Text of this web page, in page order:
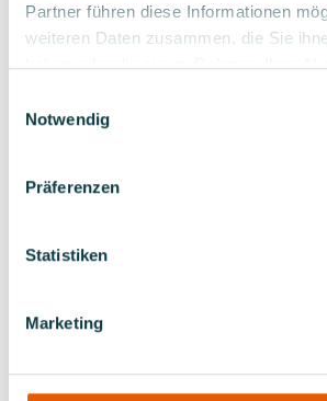
Partner führen diese Informationen
weiteren Daten zusammen, die Sie
haben oder die sie im Rahmen Ihrer
Notwendig
Präferenzen
Statistiken
Marketing
WELT-
Weltmeister des DMYV
Vize-Weltmeister des DMYV
Europameister des DMYV